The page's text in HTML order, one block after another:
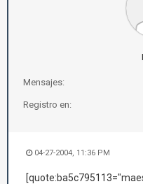
Mensajes:
Registro en:
04-27-2004, 11:36 PM